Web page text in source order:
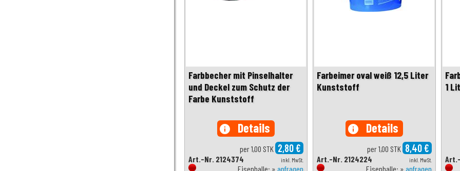
Farbbecher mit Pinselhalter
und Deckel zum Schutz der
Farbe Kunststoff
info Details
per 1,00 STK 2,80 €
inkl. MwSt.
Art.-Nr. 2124374
Eisenhalle: » anfragen
Farbeimer oval weiß 12,5 Liter
Kunststoff
info Details
per 1,00 STK 8,40 €
inkl. MwSt.
Art.-Nr. 2124224
Eisenhalle: » anfragen
1